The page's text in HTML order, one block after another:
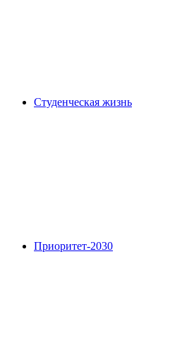
Студенческая жизнь
Приоритет-2030